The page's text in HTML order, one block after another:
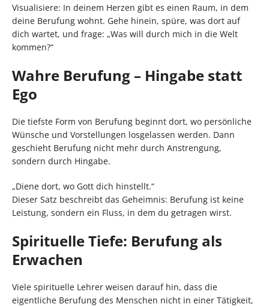
Visualisiere: In deinem Herzen gibt es einen Raum, in dem
deine Berufung wohnt. Gehe hinein, spüre, was dort auf
dich wartet, und frage: „Was will durch mich in die Welt
kommen?“
Wahre Berufung – Hingabe statt
Ego
Die tiefste Form von Berufung beginnt dort, wo persönliche
Wünsche und Vorstellungen losgelassen werden. Dann
geschieht Berufung nicht mehr durch Anstrengung,
sondern durch Hingabe.
„Diene dort, wo Gott dich hinstellt.“
Dieser Satz beschreibt das Geheimnis: Berufung ist keine
Leistung, sondern ein Fluss, in dem du getragen wirst.
Spirituelle Tiefe: Berufung als
Erwachen
Viele spirituelle Lehrer weisen darauf hin, dass die
eigentliche Berufung des Menschen nicht in einer Tätigkeit,